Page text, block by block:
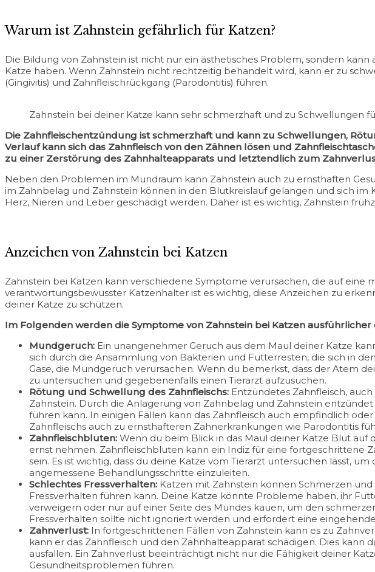
Warum ist Zahnstein gefährlich für Katzen?
Die Bildung von Zahnstein ist nicht nur ein ästhetisches Problem, sondern
Katze haben. Wenn Zahnstein nicht rechtzeitig behandelt wird, kann er zu
(Gingivitis) und Zahnfleischrückgang (Parodontitis) führen.
Zahnstein bei deiner Katze kann sehr schmerzhaft und zu Schwellungen
Die Zahnfleischentzündung ist schmerzhaft und kann zu Schwellungen,
Verlauf kann sich das Zahnfleisch von den Zähnen lösen und
zu einer Zerstörung des Zahnhalteapparats und letztendlich zum
Neben den Problemen im Mundraum kann Zahnstein auch zu ernsthaften
im Zahnbelag und Zahnstein können in den Blutkreislauf gelangen und sich im
Herz, Nieren und Leber geschädigt werden. Daher ist es wichtig, Zahnstein
Anzeichen von Zahnstein bei Katzen
Zahnstein bei Katzen kann verschiedene Symptome verursachen, die auf eine
verantwortungsbewusster Katzenhalter ist es wichtig, diese Anzeichen zu
deiner Katze zu schützen.
Im Folgenden werden die Symptome von Zahnstein bei Katzen
Mundgeruch: Ein unangenehmer Geruch aus dem Maul deiner Katze
sich durch die Ansammlung von Bakterien und Futterresten, die sich in
Gase, die Mundgeruch verursachen. Wenn du bemerkst, dass der Atem
zu untersuchen und gegebenenfalls einen Tierarzt aufzusuchen.
Rötung und Schwellung des Zahnfleischs: Entzündetes Zahnfleisch,
Zahnstein. Durch die Anlagerung von Zahnbelag und Zahnstein
führen kann. In einigen Fällen kann das Zahnfleisch auch empfindlich
Zahnfleischs auch zu ernsthafteren Zahnerkrankungen wie Parodontitis
Zahnfleischbluten: Wenn du beim Blick in das Maul deiner Katze Blut
ernst nehmen. Zahnfleischbluten kann ein Indiz für eine fortgeschrittene
sein. Es ist wichtig, dass du deine Katze vom Tierarzt untersuchen lässt,
angemessene Behandlungsschritte einzuleiten.
Schlechtes Fressverhalten: Katzen mit Zahnstein können Schmerzen
Fressverhalten führen kann. Deine Katze könnte Probleme haben, ihr
verweigern oder nur auf einer Seite des Mundes kauen, um den
Fressverhalten sollte nicht ignoriert werden und erfordert eine
Zahnverlust: In fortgeschrittenen Fällen von Zahnstein kann es zu
kann er das Zahnfleisch und den Zahnhalteapparat schädigen. Dies kann
ausfallen. Ein Zahnverlust beeinträchtigt nicht nur die Fähigkeit deiner
Gesundheitsproblemen führen.